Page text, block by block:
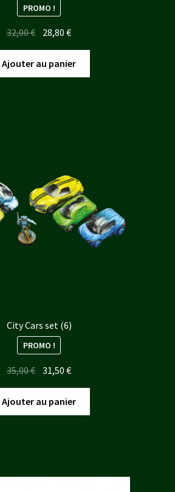
PROMO !
32,00€ Le
prix
initial
était :
28,80€Le
prix
actuel
est :
Ajouter au panier
City Cars set (6)
PROMO !
35,00€ Le
initial
était :
31,50€Le
actuel
est :
Ajouter au panier